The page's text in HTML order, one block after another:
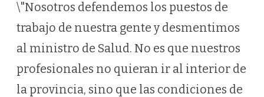
\"Nosotros defendemos los puestos de
trabajo de nuestra gente y desmentimos
al ministro de Salud. No es que nuestros
profesionales no quieran ir al interior de
la provincia, sino que las condiciones de